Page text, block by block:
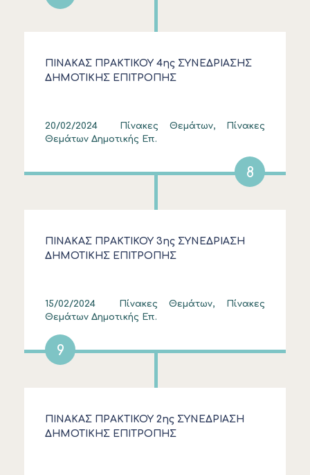
ΠΙΝΑΚΑΣ ΠΡΑΚΤΙΚΟΥ 4ης ΣΥΝΕΔΡΙΑΣΗΣ
ΔΗΜΟΤΙΚΗΣ ΕΠΙΤΡΟΠΗΣ
20/02/2024
Πίνακες Θεμάτων, Πίνακες
Θεμάτων Δημοτικής Επ.
8
ΠΙΝΑΚΑΣ ΠΡΑΚΤΙΚΟΥ 3ης ΣΥΝΕΔΡΙΑΣΗ
ΔΗΜΟΤΙΚΗΣ ΕΠΙΤΡΟΠΗΣ
15/02/2024
Πίνακες Θεμάτων, Πίνακες
Θεμάτων Δημοτικής Επ.
9
ΠΙΝΑΚΑΣ ΠΡΑΚΤΙΚΟΥ 2ης ΣΥΝΕΔΡΙΑΣΗ
ΔΗΜΟΤΙΚΗΣ ΕΠΙΤΡΟΠΗΣ